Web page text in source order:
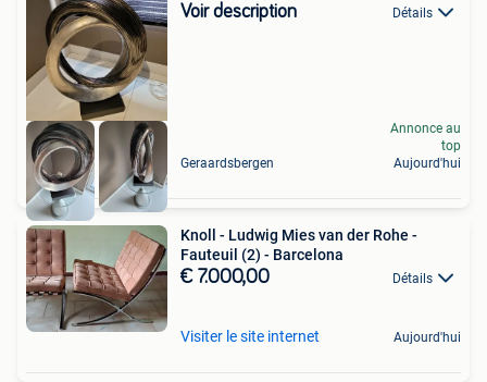
Voir description Détails
Geraardsbergen
Annonce au
top
Aujourd'hui
Knoll - Ludwig Mies van der Rohe -
Fauteuil (2) - Barcelona
€ 7.000,00 Détails
Visiter le site internet Aujourd'hui